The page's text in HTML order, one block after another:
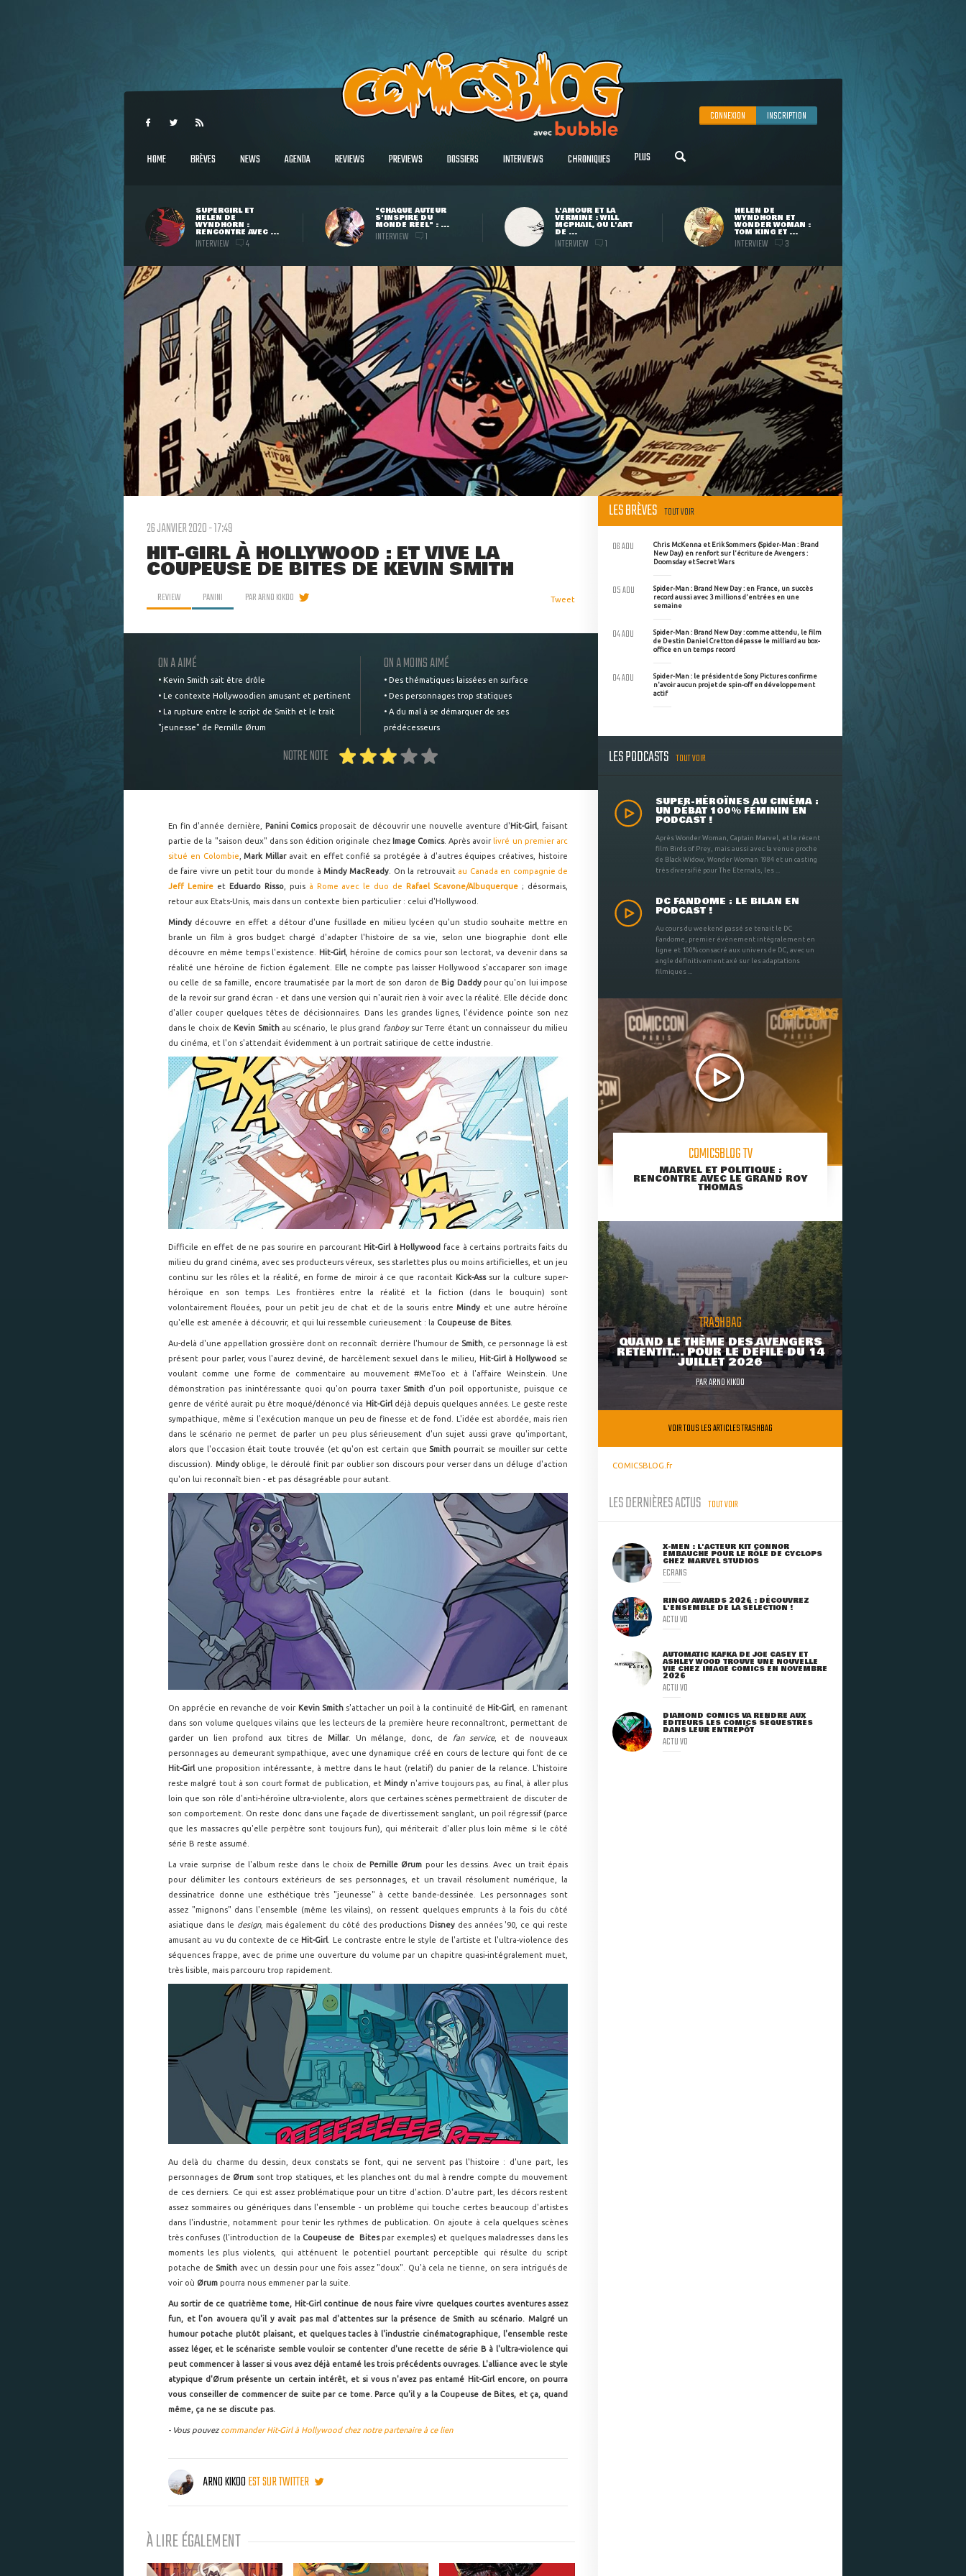
CONNEXION INSCRIPTION
HOME BRÈVES NEWS AGENDA REVIEWS PREVIEWS DOSSIERS INTERVIEWS CHRONIQUES PLUS
SUPERGIRL ET
HELEN DE
WYNDHORN :
RENCONTRE AVEC ...
INTERVIEW 4
"CHAQUE AUTEUR
S'INSPIRE DU
MONDE RÉEL" : ...
INTERVIEW 1
L'AMOUR ET LA
VERMINE : WILL
MCPHAIL, OU L'ART
DE ...
INTERVIEW 1
HELEN DE
WYNDHORN ET
WONDER WOMAN :
TOM KING ET ...
INTERVIEW 3
26 JANVIER 2020 - 17:49
HIT-GIRL À HOLLYWOOD : ET VIVE LA
COUPEUSE DE BITES DE KEVIN SMITH
REVIEW PANINI PARARNO KIKOO Tweet
ON A AIMÉ
• Kevin Smith sait être drôle
• Le contexte Hollywoodien amusant et pertinent
• La rupture entre le script de Smith et le trait
"jeunesse" de Pernille Ørum
ON A MOINS AIMÉ
• Des thématiques laissées en surface
• Des personnages trop statiques
• A du mal à se démarquer de ses
prédécesseurs
NOTRE NOTE
En fin d'année dernière, Panini Comicsproposait de découvrir une nouvelle aventure d'Hit-Girl , faisant
partie de la "saison deux" dans son édition originale chez Image Comics. Après avoir livré un premier arc
situé en Colombie ,Mark Millar avait en effet confié sa protégée à d'autres équipes créatives, histoire
de faire vivre un petit tour du monde à Mindy MacReady . On la retrouvaitau Canada en compagnie de
Jeff Lemire et Eduardo Risso, puis à Rome avec le duo deRafael Scavone/Albuquerque ; désormais,
retour aux Etats-Unis, mais dans un contexte bien particulier : celui d'Hollywood.
Mindy découvre en effet a détour d'une fusillade en milieu lycéen qu'un studio souhaite mettre en
branle un film à gros budget chargé d'adapter l'histoire de sa vie, selon une biographie dont elle
découvre en même temps l'existence.
Hit-Girl, héroïne de comics pour son lectorat, va devenir dans sa
réalité une héroïne de fiction également. Elle ne compte pas laisser Hollywood s'accaparer son image
ou celle de sa famille, encore traumatisée par la mort de son daron de Big Daddypour qu'on lui impose
de la revoir sur grand écran - et dans une version qui n'aurait rien à voir avec la réalité. Elle décide donc
d'aller couper quelques têtes de décisionnaires. Dans les grandes lignes, l'évidence pointe son nez
dans le choix de Kevin Smith au scénario, le plus grand fanboy sur Terre étant un connaisseur du milieu
du cinéma, et l'on s'attendait évidemment à un portrait satirique de cette industrie.
Difficile en effet de ne pas sourire en parcourant Hit-Girl à Hollywood face à certains portraits faits du
milieu du grand cinéma, avec ses producteurs véreux, ses starlettes plus ou moins artificielles, et un jeu
continu sur les rôles et la réalité, en forme de miroir à ce que racontait Kick-Ass sur la culture super-
héroïque en son temps. Les frontières entre la réalité et la fiction (dans le bouquin) sont
volontairement flouées, pour un petit jeu de chat et de la souris entreMindy et une autre héroïne
qu'elle est amenée à découvrir, et qui lui ressemble curieusement : la Coupeuse de Bites.
Au-delà d'une appellation grossière dont on reconnaît derrière l'humour de Smith, ce personnage là est
présent pour parler, vous l'aurez deviné, de harcèlement sexuel dans le milieu,
Hit-Girl à Hollywood se
voulant comme une forme de commentaire au mouvement #MeToo et à l'affaire Weinstein. Une
démonstration pas inintéressante quoi qu'on pourra taxer Smith d'un poil opportuniste, puisque ce
genre de vérité aurait pu être moqué/dénoncé via Hit-Girl déjà depuis quelques années. Le geste reste
sympathique, même si l'exécution manque un peu de finesse et de fond. L'idée est abordée, mais rien
dans le scénario ne permet de parler un peu plus sérieusement d'un sujet aussi grave qu'important,
alors que l'occasion était toute trouvée (et qu'on est certain que Smith pourrait se mouiller sur cette
discussion). Mindy oblige, le déroulé finit par oublier son discours pour verser dans un déluge d'action
qu'on lui reconnaît bien - et pas désagréable pour autant.
On apprécie en revanche de voir Kevin Smith s'attacher un poil à la continuité de Hit-Girl , en ramenant
dans son volume quelques vilains que les lecteurs de la première heure reconnaîtront, permettant de
garder un lien profond aux titres de Millar. Un mélange, donc, de fan service, et de nouveaux
personnages au demeurant sympathique, avec une dynamique créé en cours de lecture qui font de ce
Hit-Girl une proposition intéressante, à mettre dans le haut (relatif) du panier de la relance. L'histoire
reste malgré tout à son court format de publication, etMindy n'arrive toujours pas, au final, à aller plus
loin que son rôle d'anti-héroïne ultra-violente, alors que certaines scènes permettraient de discuter de
son comportement. On reste donc dans une façade de divertissement sanglant, un poil régressif (parce
que les massacres qu'elle perpètre sont toujours fun), qui mériterait d'aller plus loin même si le côté
série B reste assumé.
La vraie surprise de l'album reste dans le choix de Pernille Ørum pour les dessins. Avec un trait épais
pour délimiter les contours extérieurs de ses personnages, et un travail résolument numérique, la
dessinatrice donne une esthétique très "jeunesse" à cette bande-dessinée. Les personnages sont
assez "mignons" dans l'ensemble (même les vilains), on ressent quelques emprunts à la fois du côté
asiatique dans le design, mais également du côté des productions Disney des années '90, ce qui reste
amusant au vu du contexte de ce Hit-Girl . Le contraste entre le style de l'artiste et l'ultra-violence des
séquences frappe, avec de prime une ouverture du volume par un chapitre quasi-intégralement muet,
très lisible, mais parcouru trop rapidement.
Au delà du charme du dessin, deux constats se font, qui ne servent pas l'histoire : d'une part, les
personnages de Ørum sont trop statiques, et les planches ont du mal à rendre compte du mouvement
de ces derniers. Ce qui est assez problématique pour un titre d'action. D'autre part, les décors restent
assez sommaires ou génériques dans l'ensemble - un problème qui touche certes beaucoup d'artistes
dans l'industrie, notamment pour tenir les rythmes de publication. On ajoute à cela quelques scènes
très confuses (l'introduction de la Coupeuse de Bitespar exemples) et quelques maladresses dans les
moments les plus violents, qui atténuent le potentiel pourtant perceptible qui résulte du script
potache de Smith avec un dessin pour une fois assez "doux". Qu'à cela ne tienne, on sera intrigués de
voir où Ørum pourra nous emmener par la suite.
Au sortir de ce quatrième tome, Hit-Girl continue de nous faire vivre quelques courtes aventures assez
fun, et l'on avouera qu'il y avait pas mal d'attentes sur la présence de Smith au scénario. Malgré un
humour potache plutôt plaisant, et quelques tacles à l'industrie cinématographique, l'ensemble reste
assez léger, et le scénariste semble vouloir se contenter d'une recette de série B à l'ultra-violence qui
peut commencer à lasser si vous avez déjà entamé les trois précédents ouvrages. L'alliance avec le style
atypique d'Ørum présente un certain intérêt, et si vous n'avez pas entamé Hit-Girl encore, on pourra
vous conseiller de commencer de suite par ce tome. Parce qu'il y a la Coupeuse de Bites, et ça, quand
même, ça ne se discute pas.
- Vous pouvez commander Hit-Girl à Hollywood chez notre partenaire à ce lien
ARNO KIKOOEST SUR TWITTER
À LIRE ÉGALEMENT
LES BRÈVES TOUT VOIR
Chris McKenna et Erik Sommers (Spider-Man : Brand
New Day) en renfort sur l'écriture de Avengers :
Doomsday et Secret Wars
06 AOU
Spider-Man : Brand New Day : en France, un succès
record aussi avec 3 millions d'entrées en une
semaine
05 AOU
Spider-Man : Brand New Day : comme attendu, le film
de Destin Daniel Cretton dépasse le milliard au box-
office en un temps record
04 AOU
Spider-Man : le président de Sony Pictures confirme
n'avoir aucun projet de spin-off en développement
actif
04 AOU
LES PODCASTS TOUT VOIR
SUPER-HÉROÏNES AU CINÉMA :
UN DÉBAT 100% FÉMININ EN
PODCAST !
Après Wonder Woman, Captain Marvel, et le récent
film Birds of Prey, mais aussi avec la venue proche
de Black Widow, Wonder Woman 1984 et un casting
très diversifié pour The Eternals, les ...
DC FANDOME : LE BILAN EN
PODCAST !
Au cours du weekend passé se tenait le DC
Fandome, premier évènement intégralement en
ligne et 100% consacré aux univers de DC, avec un
angle définitivement axé sur les adaptations
filmiques ...
COMICSBLOG TV
MARVEL ET POLITIQUE :
RENCONTRE AVEC LE GRAND ROY
THOMAS
TRASHBAG
QUAND LE THÈME DES AVENGERS
RETENTIT... POUR LE DÉFILÉ DU 14
JUILLET 2026
PARARNO KIKOO
VOIR TOUS LES ARTICLES TRASHBAG
COMICSBLOG.fr
LES DERNIÈRES ACTUS TOUT VOIR
X-MEN : L'ACTEUR KIT CONNOR
EMBAUCHÉ POUR LE RÔLE DE CYCLOPS
CHEZ MARVEL STUDIOS
ECRANS
RINGO AWARDS 2026 : DÉCOUVREZ
L'ENSEMBLE DE LA SÉLECTION !
ACTU VO
AUTOMATIC KAFKA DE JOE CASEY ET
ASHLEY WOOD TROUVE UNE NOUVELLE
VIE CHEZ IMAGE COMICS EN NOVEMBRE
2026
ACTU VO
DIAMOND COMICS VA RENDRE AUX
ÉDITEURS LES COMICS SÉQUESTRÉS
DANS LEUR ENTREPÔT
ACTU VO